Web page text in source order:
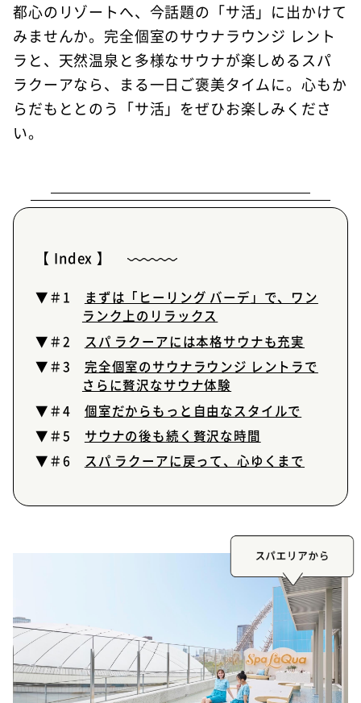
都心のリゾートへ、今話題の「サ活」に出かけて
みませんか。完全個室のサウナラウンジ レント
ラと、天然温泉と多様なサウナが楽しめるスパ
ラクーアなら、まる一日ご褒美タイムに。心もか
らだもととのう「サ活」をぜひお楽しみくださ
い。
【 Index 】
▼＃1 まずは「ヒーリング バーデ」で、ワン
ランク上のリラックス
▼＃2 スパ ラクーアには本格サウナも充実
▼＃3 完全個室のサウナラウンジ レントラで
さらに贅沢なサウナ体験
▼＃4 個室だからもっと自由なスタイルで
▼＃5 サウナの後も続く贅沢な時間
▼＃6 スパ ラクーアに戻って、心ゆくまで
スパエリアから